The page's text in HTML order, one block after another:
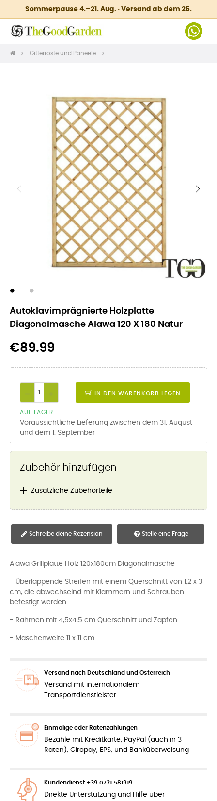
Sommerpause 4.–21. Aug. · Versand ab dem 26.
Gitterroste und Paneele
Autoklavimprägnierte Holzplatte
Diagonalmasche Alawa 120 X 180 Natur
€89.99
IN DEN WARENKORB LEGEN
AUF LAGER
Voraussichtliche Lieferung zwischen dem 31. August
und dem 1. September
Zubehör hinzufügen
 Zusätzliche Zubehörteile
Schreibe deine Rezension Stelle eine Frage
Alawa Grillplatte Holz 120x180cm Diagonalmasche
- Überlappende Streifen mit einem Querschnitt von 1,2 x 3
cm, die abwechselnd mit Klammern und Schrauben
befestigt werden
- Rahmen mit 4,5x4,5 cm Querschnitt und Zapfen
- Maschenweite 11 x 11 cm
Versand nach Deutschland und Österreich
Versand mit internationalem
Transportdienstleister
Einmalige oder Ratenzahlungen
Bezahle mit Kreditkarte, PayPal (auch in 3
Raten), Giropay, EPS, und Banküberweisung
Kundendienst +39 0721 581919
Direkte Unterstützung und Hilfe über